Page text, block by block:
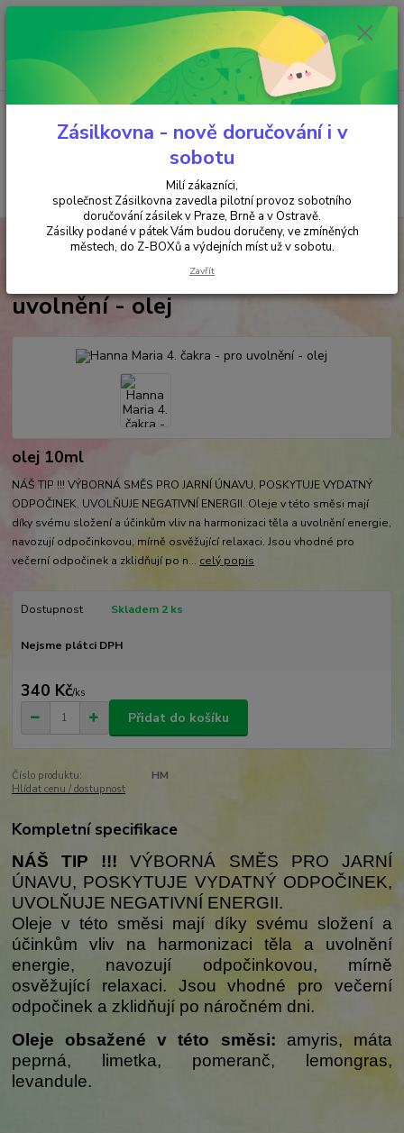
Minimální hodnota objednávky je 200 kč. Při nákupu nad 2000,- Kč je
požadována platba předem na účet.
Menu
+420 737 737 037
(Po-Pá, 9-18 hod.)
za
AROMATERAPIE Hanna Maria 4. čakra - pro uvolnění - olej
Hanna Maria 4. čakra - pro
uvolnění - olej
olej 10ml
NÁŠ TIP !!! VÝBORNÁ SMĚS PRO JARNÍ ÚNAVU, POSKYTUJE VYDATNÝ
ODPOČINEK, UVOLŇUJE NEGATIVNÍ ENERGII. Oleje v této směsi mají
díky svému složení a účinkům vliv na harmonizaci těla a uvolnění energie,
navozují odpočinkovou, mírně osvěžující relaxaci. Jsou vhodné pro
večerní odpočinek a zklidňují po n... celý popis
Dostupnost Skladem 2 ks
Nejsme plátci DPH
340 Kč/ks
Přidat do košíku
Číslo produktu:
HM
Hlídat cenu / dostupnost
Kompletní specifikace
NÁŠ TIP !!! VÝBORNÁ SMĚS PRO JARNÍ
ÚNAVU, POSKYTUJE VYDATNÝ ODPOČINEK,
UVOLŇUJE NEGATIVNÍ ENERGII.
Oleje v této směsi mají díky svému složení a
účinkům vliv na harmonizaci těla a uvolnění
energie, navozují odpočinkovou, mírně
osvěžující relaxaci. Jsou vhodné pro večerní
odpočinek a zklidňují po náročném dni.
Oleje obsažené v této směsi: amyris, máta
peprná, limetka, pomeranč, lemongras,
levandule.
Zásilkovna - nově doručování i v
sobotu
Milí zákazníci,
společnost Zásilkovna zavedla pilotní provoz sobotního
doručování zásilek v Praze, Brně a v Ostravě.
Zásilky podané v pátek Vám budou doručeny, ve zmíněných
městech, do Z-BOXů a výdejních míst už v sobotu.
Zavřít